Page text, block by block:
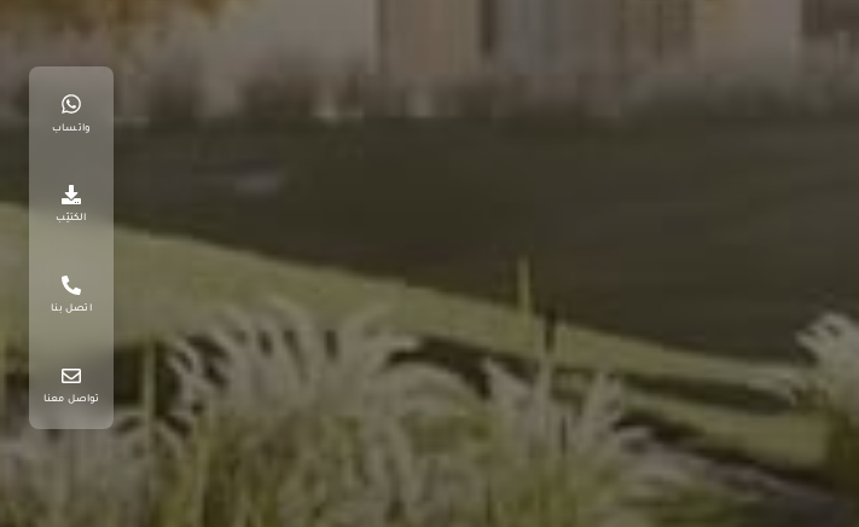
واتساب
الكتيّب
اتصل بنا
تواصل معنا